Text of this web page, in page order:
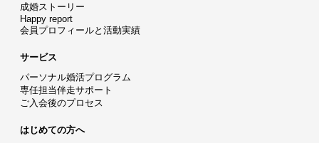
成婚ストーリー
Happy report
会員プロフィールと活動実績
サービス
パーソナル婚活プログラム
専任担当伴走サポート
ご入会後のプロセス
はじめての方へ